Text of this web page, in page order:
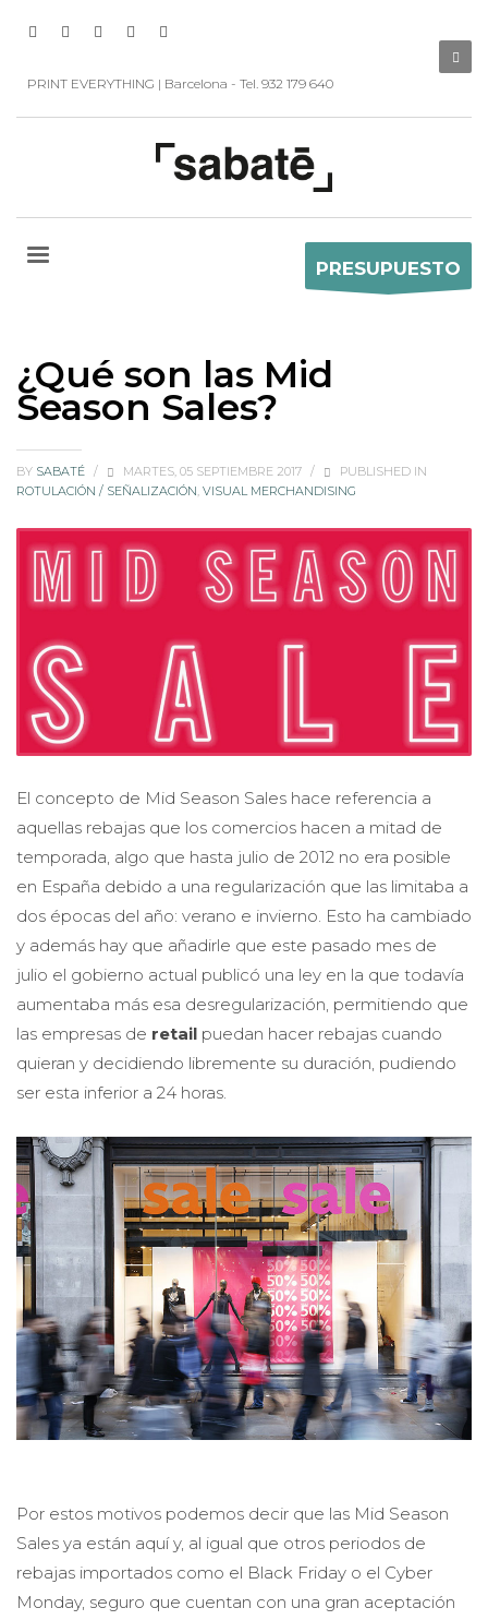
PRINT EVERYTHING | Barcelona - Tel. 932 179 640
PRESUPUESTO
¿Qué son las Mid
Season Sales?
BY SABATÉ / MARTES, 05 SEPTIEMBRE 2017 /
PUBLISHED IN
ROTULACIÓN / SEÑALIZACIÓN, VISUAL MERCHANDISING
El concepto de Mid Season Sales hace referencia a
aquellas rebajas que los comercios hacen a mitad de
temporada, algo que hasta julio de 2012 no era posible
en España debido a una regularización que las limitaba a
dos épocas del año: verano e invierno. Esto ha cambiado
y además hay que añadirle que este pasado mes de
julio el gobierno actual publicó una ley en la que todavía
aumentaba más esa desregularización, permitiendo que
las empresas de retail puedan hacer rebajas cuando
quieran y decidiendo libremente su duración, pudiendo
ser esta inferior a 24 horas.
Por estos motivos podemos decir que las Mid Season
Sales ya están aquí y, al igual que otros periodos de
rebajas importados como el Black Friday o el Cyber
Monday, seguro que cuentan con una gran aceptación